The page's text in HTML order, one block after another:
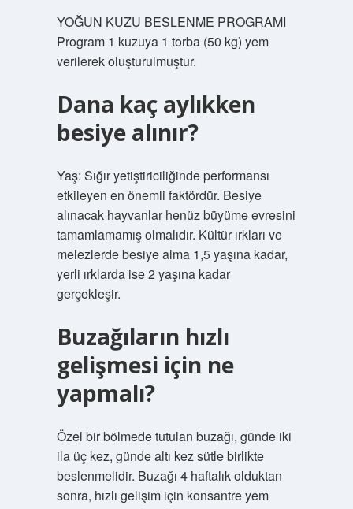
YOĞUN KUZU BESLENME PROGRAMI
Program 1 kuzuya 1 torba (50 kg) yem
verilerek oluşturulmuştur.
Dana kaç aylıkken
besiye alınır?
Yaş: Sığır yetiştiriciliğinde performansı
etkileyen en önemli faktördür. Besiye
alınacak hayvanlar henüz büyüme evresini
tamamlamamış olmalıdır. Kültür ırkları ve
melezlerde besiye alma 1,5 yaşına kadar,
yerli ırklarda ise 2 yaşına kadar
gerçekleşir.
Buzağıların hızlı
gelişmesi için ne
yapmalı?
Özel bir bölmede tutulan buzağı, günde iki
ila üç kez, günde altı kez sütle birlikte
beslenmelidir. Buzağı 4 haftalık olduktan
sonra, hızlı gelişim için konsantre yem